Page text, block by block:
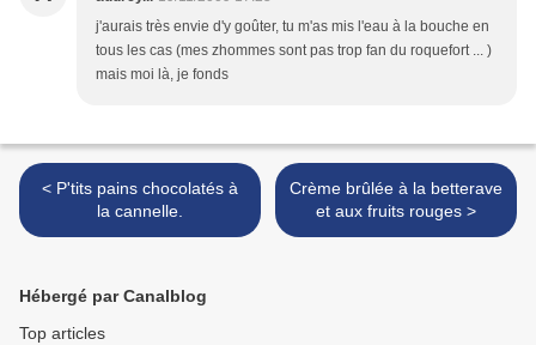
j'aurais très envie d'y goûter, tu m'as mis l'eau à la bouche en
tous les cas (mes zhommes sont pas trop fan du roquefort ... )
mais moi là, je fonds
< P'tits pains chocolatés à
la cannelle.
Crème brûlée à la betterave
et aux fruits rouges >
Hébergé par Canalblog
Top articles